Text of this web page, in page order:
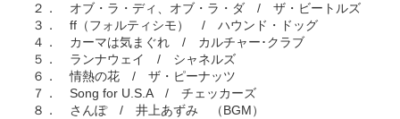
２． オブ・ラ・ディ、オブ・ラ・ダ / ザ・ビートルズ
３． ff（フォルティシモ） / ハウンド・ドッグ
４． カーマは気まぐれ / カルチャー･クラブ
５． ランナウェイ / シャネルズ
６． 情熱の花 / ザ・ピーナッツ
７． Song for U.S.A / チェッカーズ
８． さんぽ / 井上あずみ （BGM）